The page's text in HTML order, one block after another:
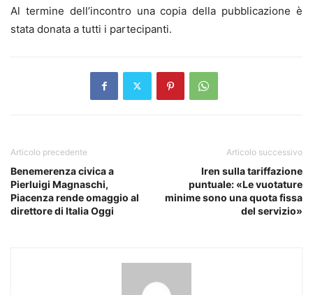
Al termine dell’incontro una copia della pubblicazione è
stata donata a tutti i partecipanti.
Articolo precedente
Benemerenza civica a
Pierluigi Magnaschi,
Piacenza rende omaggio al
direttore di Italia Oggi
Articolo successivo
Iren sulla tariffazione
puntuale: «Le vuotature
minime sono una quota fissa
del servizio»